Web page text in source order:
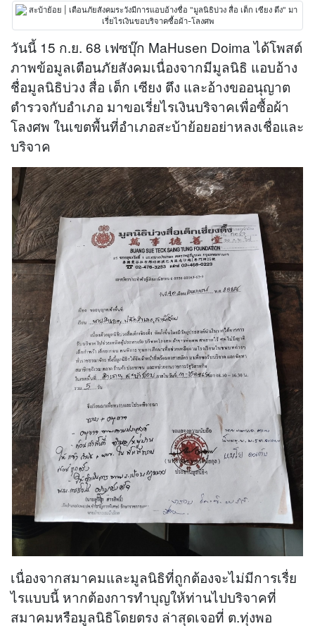
วันนี้ 15 ก.ย. 68 เฟซบุ๊ก MaHusen Doima ได้โพสต์
ภาพข้อมูลเตือนภัยสังคมเนื่องจากมีมูลนิธิ แอบอ้าง
ชื่อมูลนิธิบ่วง สื่อ เต็ก เซียง ตึง และอ้างขออนุญาต
ตำรวจกับอำเภอ มาขอเรี่ยไรเงินบริจาคเพื่อซื้อผ้า
โลงศพ ในเขตพื้นที่อำเภอสะบ้าย้อยอย่าหลงเชื่อและ
บริจาค
เนื่องจากสมาคมและมูลนิธิที่ถูกต้องจะไม่มีการเรื่ย
ไรแบบนี้ หากต้องการทำบุญให้ท่านไปบริจาคที่
สมาคมหรือมูลนิธิโดยตรง ล่าสุดเจอที่ ต.ทุ่งพอ